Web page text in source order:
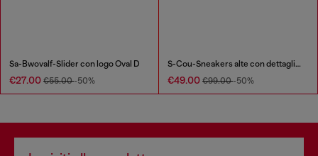
Sa-Bwovalf-Slider con logo Oval D
€27.00 €55.00-50%
S-Cou-Sneakers alte con dettaglio D
€49.00 €99.00-50%